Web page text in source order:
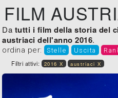
FILM
Da tutti i film della storia del
austriaci dell'anno 2016.
ordina per: Stelle Uscita
Filtri attivi: 2016 X austriaci X